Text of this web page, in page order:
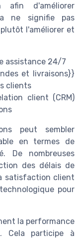
afin d'améliorer
ne signifie pas
l'améliorer et
assistance 24/7
et livraisons}}
clients
client (CRM)
peut sembler
en termes de
De nombreuses
des délais de
satisfaction client
pour
la performance
Cela participe à